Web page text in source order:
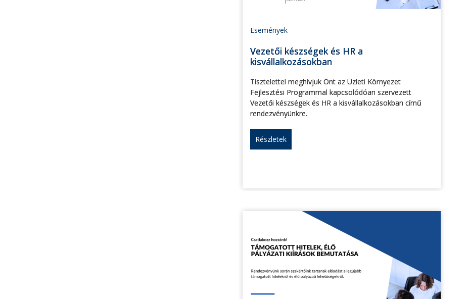
Események
Vezetői készségek és HR a
kisvállalkozásokban
Tisztelettel meghívjuk Önt az Üzleti Környezet
Fejlesztési Programmal kapcsolódóan szervezett
Vezetői készségek és HR a kisvállalkozásokban című
rendezvényünkre.
Részletek